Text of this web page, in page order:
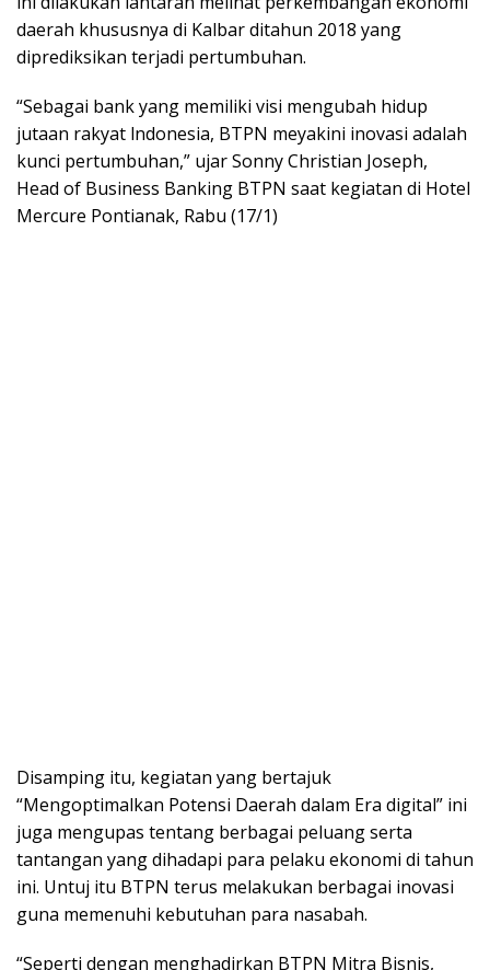
daerah khususnya di Kalbar ditahun 2018 yang
diprediksikan terjadi pertumbuhan.
“Sebagai bank yang memiliki visi mengubah hidup
jutaan rakyat lndonesia, BTPN meyakini inovasi adalah
kunci pertumbuhan,” ujar Sonny Christian Joseph,
Head of Business Banking BTPN saat kegiatan di Hotel
Mercure Pontianak, Rabu (17/1)
Disamping itu, kegiatan yang bertajuk
“Mengoptimalkan Potensi Daerah dalam Era digital” ini
juga mengupas tentang berbagai peluang serta
tantangan yang dihadapi para pelaku ekonomi di tahun
ini. Untuj itu BTPN terus melakukan berbagai inovasi
guna memenuhi kebutuhan para nasabah.
“Seperti dengan menghadirkan BTPN Mitra Bisnis,